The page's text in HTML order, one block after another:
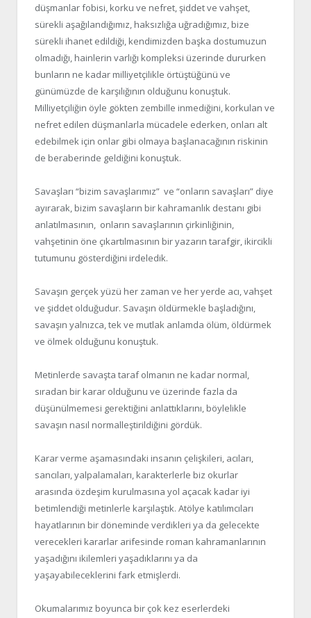
düşmanlar fobisi, korku ve nefret, şiddet ve vahşet,
sürekli aşağılandığımız, haksızlığa uğradığımız, bize
sürekli ihanet edildiği, kendimizden başka dostumuzun
olmadığı, hainlerin varlığı kompleksi üzerinde dururken
bunların ne kadar milliyetçilikle örtüştüğünü ve
günümüzde de karşılığının olduğunu konuştuk.
Milliyetçiliğin öyle gökten zembille inmediğini, korkulan ve
nefret edilen düşmanlarla mücadele ederken, onları alt
edebilmek için onlar gibi olmaya başlanacağının riskinin
de beraberinde geldiğini konuştuk.
Savaşları “bizim savaşlarımız” ve “onların savaşları” diye
ayırarak, bizim savaşların bir kahramanlık destanı gibi
anlatılmasının, onların savaşlarının çirkinliğinin,
vahşetinin öne çıkartılmasının bir yazarın tarafgir, ikircikli
tutumunu gösterdiğini irdeledik.
Savaşın gerçek yüzü her zaman ve her yerde acı, vahşet
ve şiddet olduğudur. Savaşın öldürmekle başladığını,
savaşın yalnızca, tek ve mutlak anlamda ölüm, öldürmek
ve ölmek olduğunu konuştuk.
Metinlerde savaşta taraf olmanın ne kadar normal,
sıradan bir karar olduğunu ve üzerinde fazla da
düşünülmemesi gerektiğini anlattıklarını, böylelikle
savaşın nasıl normalleştirildiğini gördük.
Karar verme aşamasındaki insanın çelişkileri, acıları,
sancıları, yalpalamaları, karakterlerle biz okurlar
arasında özdeşim kurulmasına yol açacak kadar iyi
betimlendiği metinlerle karşılaştık. Atölye katılımcıları
hayatlarının bir döneminde verdikleri ya da gelecekte
verecekleri kararlar arifesinde roman kahramanlarının
yaşadığını ikilemleri yaşadıklarını ya da
yaşayabileceklerini fark etmişlerdi.
Okumalarımız boyunca bir çok kez eserlerdeki